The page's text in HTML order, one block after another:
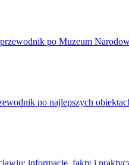
po Muzeum
po najlepszych
informacje, fakty i